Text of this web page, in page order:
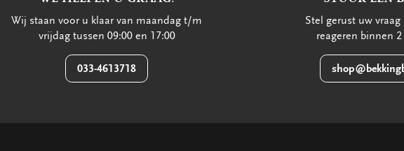
Wij staan voor u klaar van maandag t/m
vrijdag tussen 09:00 en 17:00
033-4613718
Stel gerust uw
reageren binnen